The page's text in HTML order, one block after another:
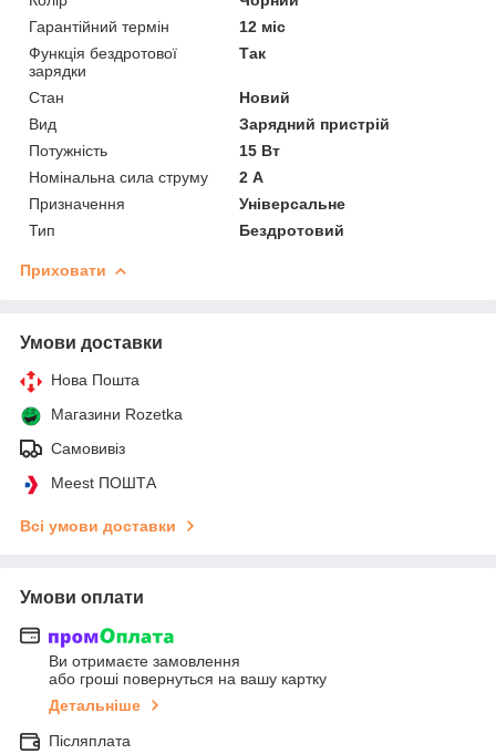
Гарантійний термін
12 міс
Функція бездротової
зарядки
Так
Стан
Новий
Вид
Зарядний пристрій
Потужність
15 Вт
Номінальна сила струму
2 А
Призначення
Універсальне
Тип
Бездротовий
Приховати
Умови доставки
Нова Пошта
Магазини Rozetka
Самовивіз
Meest ПОШТА
Всі умови доставки
Умови оплати
Ви отримаєте замовлення
або гроші повернуться на вашу картку
Детальніше
Післяплата